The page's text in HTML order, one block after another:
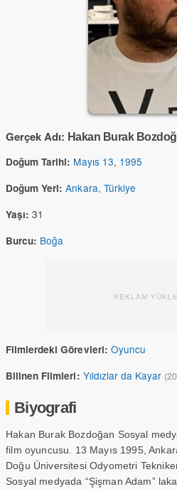
Gerçek Adı: Hakan Burak
Doğum Tarihi: Mayıs 13, 1995
Doğum Yeri: Ankara, Türkiye
Yaşı: 31
Burcu: Boğa
REKLAM
Filmlerdeki Görevleri: Oyuncu
Bilinen Filmleri: Yıldızlar da Kayar
Biyografi
Hakan Burak Bozdoğan Sosyal
film oyuncusu. 13 Mayıs 1995,
Doğu Üniversitesi Odyometri
Sosyal medyada “Şişman Adam”